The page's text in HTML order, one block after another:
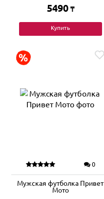
5490 ₸
Купить
0
Мужская футболка Привет
Мото